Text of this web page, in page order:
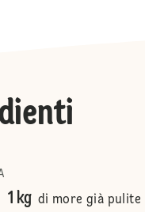
1 kg di more già pulite